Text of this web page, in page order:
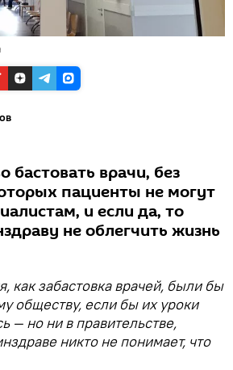
бастовать врачи, без
пациенты не могут
и если да, то
не облегчить жизнь
как забастовка врачей, были бы
обществу, если бы их уроки
— но ни в правительстве,
никто не понимает, что